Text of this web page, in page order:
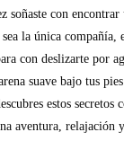
soñaste con
la única compañía,
con deslizarte por
suave bajo tus
estos secretos
aventura, relajación